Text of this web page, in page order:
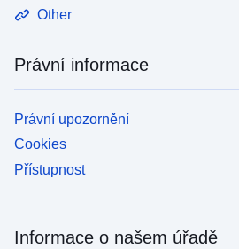
Other
Právní informace
Právní upozornění
Cookies
Přístupnost
Informace o našem úřadě